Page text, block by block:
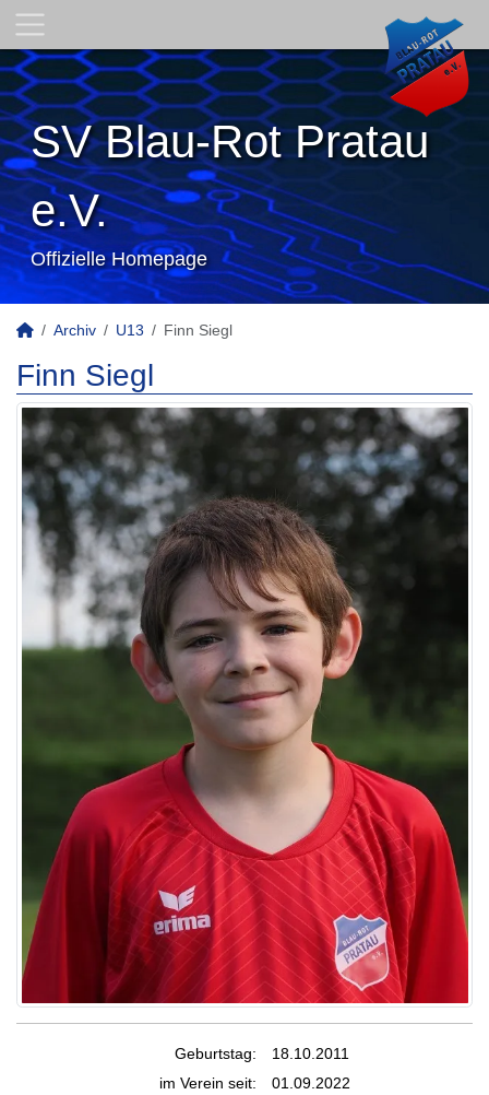
SV Blau-Rot Pratau
e.V.
Offizielle Homepage
Archiv U13 Finn Siegl
Finn Siegl
Geburtstag:
18.10.2011
im Verein seit:
01.09.2022